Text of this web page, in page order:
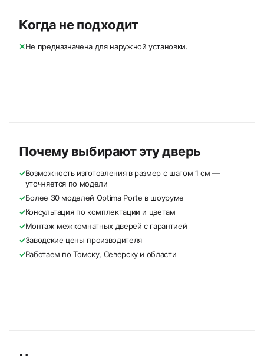
Когда не подходит
✕Не предназначена для наружной установки.
Почему выбирают эту дверь
✓Возможность изготовления в размер с шагом 1 см —
уточняется по модели
✓Более 30 моделей Optima Porte в шоуруме
✓Консультация по комплектации и цветам
✓Монтаж межкомнатных дверей с гарантией
✓Заводские цены производителя
✓Работаем по Томску, Северску и области